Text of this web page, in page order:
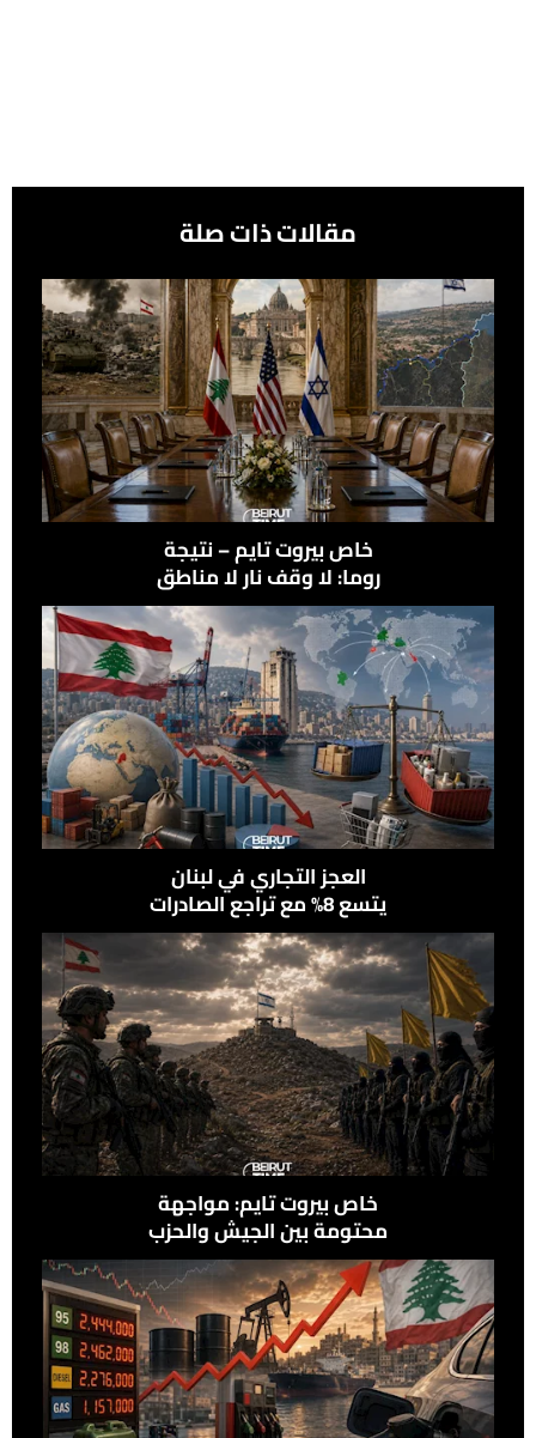
مقالات ذات صلة
خاص بيروت تايم – نتيجة
روما: لا وقف نار لا مناطق
نموذجيّة ولا انسحاب
العجز التجاري في لبنان
يتسع 8% مع تراجع الصادرات
وإرتفاع الواردات
خاص بيروت تايم: مواجهة
محتومة بين الجيش والحزب
في علي الطاهر